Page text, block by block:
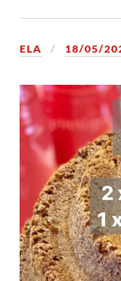
ELA 18/05/